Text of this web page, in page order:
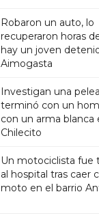
Robaron un auto, lo
recuperaron horas
hay un joven
Aimogasta
Investigan una
terminó con un
con un arma blanca
Chilecito
Un motociclista fue
al hospital tras caer
moto en el barrio